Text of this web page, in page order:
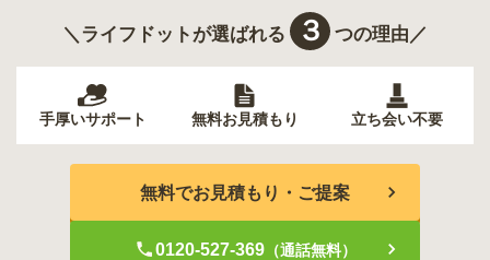
＼ライフドットが選ばれる ３ つの理由／
手厚いサポート 無料お見積もり 立ち会い不要
無料でお見積もり・ご提案
0120-527-369（通話無料）